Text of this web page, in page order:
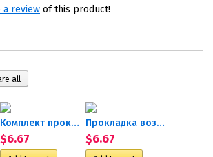
a review of this product!
Комплект прокладок для...
$6.67
Прокладка возд.нагн. и...
$6.67